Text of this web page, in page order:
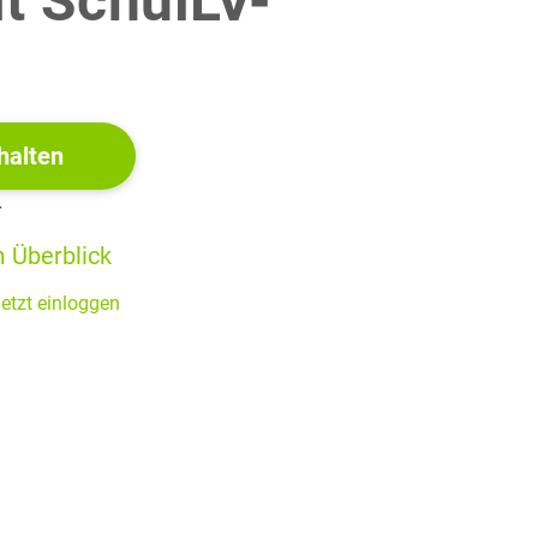
(
an den Hinterfüßen und am Schwanz. Sie
dicht bewachsene Uferbereiche von meist schnell
Die nachtaktive Sumpfspitzmaus kann ebenfalls
Wasserspitzmaus oder fehlen ganz. Sie lebt
aber auch andere Landlebensräume.
Überblick
einloggen